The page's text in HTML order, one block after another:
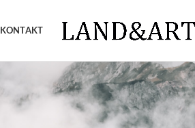
KONTAKT